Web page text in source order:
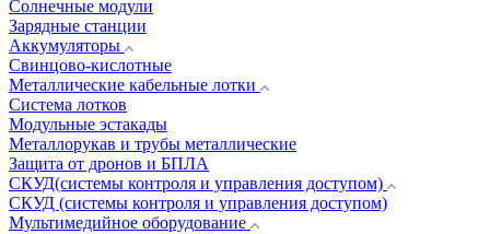
Солнечные модули
Зарядные станции
Аккумуляторы
Свинцово-кислотные
Металлические кабельные лотки
Система лотков
Модульные эстакады
Металлорукав и трубы металлические
Защита от дронов и БПЛА
СКУД(системы контроля и управления доступом)
СКУД (системы контроля и управления доступом)
Мультимедийное оборудование